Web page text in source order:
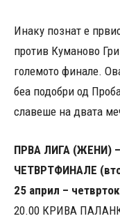
Инаку познат е
против Куманово
големото финале.
беа подобри од
славеше на двата
ПРВА ЛИГА (ЖЕНИ)
ЧЕТВРТФИНАЛЕ
25 април – четврток
20.00 КРИВА